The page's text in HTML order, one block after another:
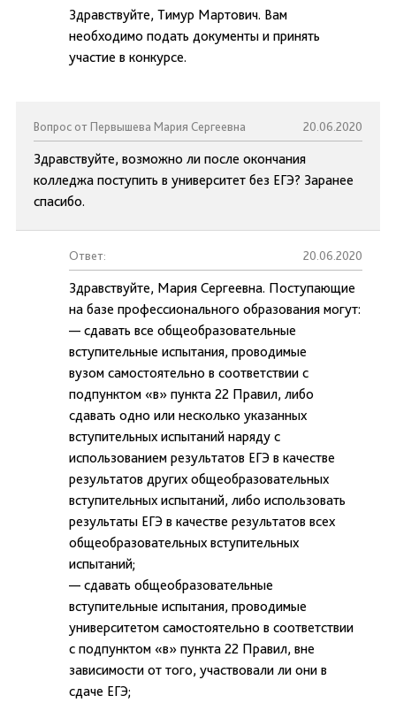
Здравствуйте, Тимур Мартович. Вам
необходимо подать документы и принять
участие в конкурсе.
Вопрос от Первышева Мария Сергеевна 20.06.2020
Здравствуйте, возможно ли после окончания
колледжа поступить в университет без ЕГЭ? Заранее
спасибо.
Ответ: 20.06.2020
Здравствуйте, Мария Сергеевна. Поступающие
на базе профессионального образования могут:
— сдавать все общеобразовательные
вступительные испытания, проводимые
вузом самостоятельно в соответствии с
подпунктом «в» пункта 22 Правил, либо
сдавать одно или несколько указанных
вступительных испытаний наряду с
использованием результатов ЕГЭ в качестве
результатов других общеобразовательных
вступительных испытаний, либо использовать
результаты ЕГЭ в качестве результатов всех
общеобразовательных вступительных
испытаний;
— сдавать общеобразовательные
вступительные испытания, проводимые
университетом самостоятельно в соответствии
с подпунктом «в» пункта 22 Правил, вне
зависимости от того, участвовали ли они в
сдаче ЕГЭ;